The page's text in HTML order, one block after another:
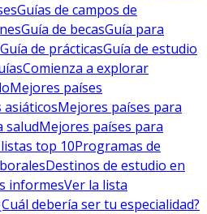
Guías de campos de
Guía de becasGuía para
Guía de prácticasGuía de estudio
Comienza a explorar
Mejores países
asiáticosMejores países para
saludMejores países para
top 10Programas de
Destinos de estudio en
informesVer la lista
debería ser tu especialidad?